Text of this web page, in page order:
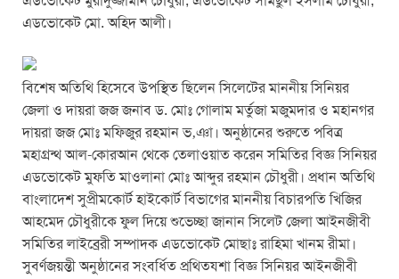
এডভোকেট মো. অহিদ আলী।
বিশেষ অতিথি হিসেবে উপস্থিত ছিলেন সিলেটের মাননীয় সিনিয়র
জেলা ও দায়রা জজ জনাব ড. মোঃ গোলাম মর্তুজা মজুমদার ও মহানগর
দায়রা জজ মোঃ মফিজুর রহমান ভ‚ঞা। অনুষ্ঠানের শুরুতে পবিত্র
মহাগ্রন্থ আল-কোরআন থেকে তেলাওয়াত করেন সমিতির বিজ্ঞ সিনিয়র
এডভোকেট মুফতি মাওলানা মোঃ আব্দুর রহমান চৌধুরী। প্রধান অতিথি
বাংলাদেশ সুপ্রীমকোর্ট হাইকোর্ট বিভাগের মাননীয় বিচারপতি খিজির
আহমেদ চৌধুরীকে ফুল দিয়ে শুভেচ্ছা জানান সিলেট জেলা আইনজীবী
সমিতির লাইব্রেরী সম্পাদক এডভোকেট মোছাঃ রাহিমা খানম রীমা।
সুবর্ণজয়ন্তী অনুষ্ঠানের সংবর্ধিত প্রথিতযশা বিজ্ঞ সিনিয়র আইনজীবী